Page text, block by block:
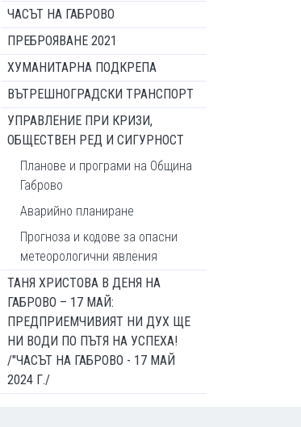
ЧАСЪТ НА ГАБРОВО
ПРЕБРОЯВАНЕ 2021
ХУМАНИТАРНА ПОДКРЕПА
ВЪТРЕШНОГРАДСКИ ТРАНСПОРТ
УПРАВЛЕНИЕ ПРИ КРИЗИ,
ОБЩЕСТВЕН РЕД И СИГУРНОСТ
Планове и програми на Община
Габрово
Аварийно планиране
Прогноза и кодове за опасни
метеорологични явления
ТАНЯ ХРИСТОВА В ДЕНЯ НА
ГАБРОВО – 17 МАЙ:
ПРЕДПРИЕМЧИВИЯТ НИ ДУХ ЩЕ
НИ ВОДИ ПО ПЪТЯ НА УСПЕХА!
/"ЧАСЪТ НА ГАБРОВО - 17 МАЙ
2024 Г./